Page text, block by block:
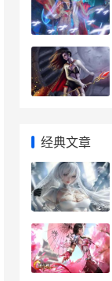
经典文章